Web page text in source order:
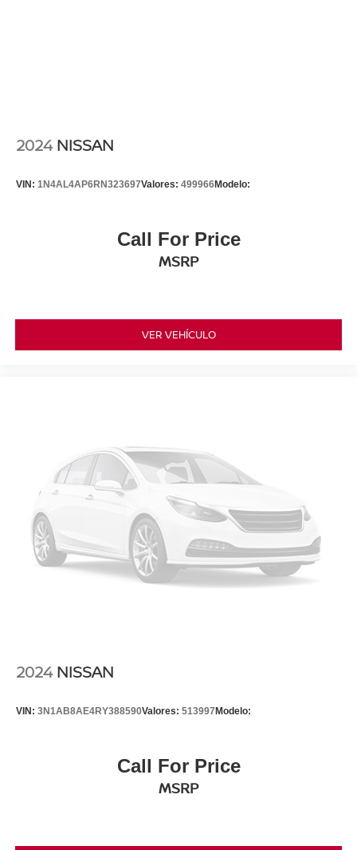
2024 NISSAN
VIN: 1N4AL4AP6RN323697Valores: 499966Modelo:
Call For Price
MSRP
VER VEHÍCULO
2024 NISSAN
VIN: 3N1AB8AE4RY388590Valores: 513997Modelo:
Call For Price
MSRP